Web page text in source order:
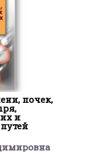
почек,
и